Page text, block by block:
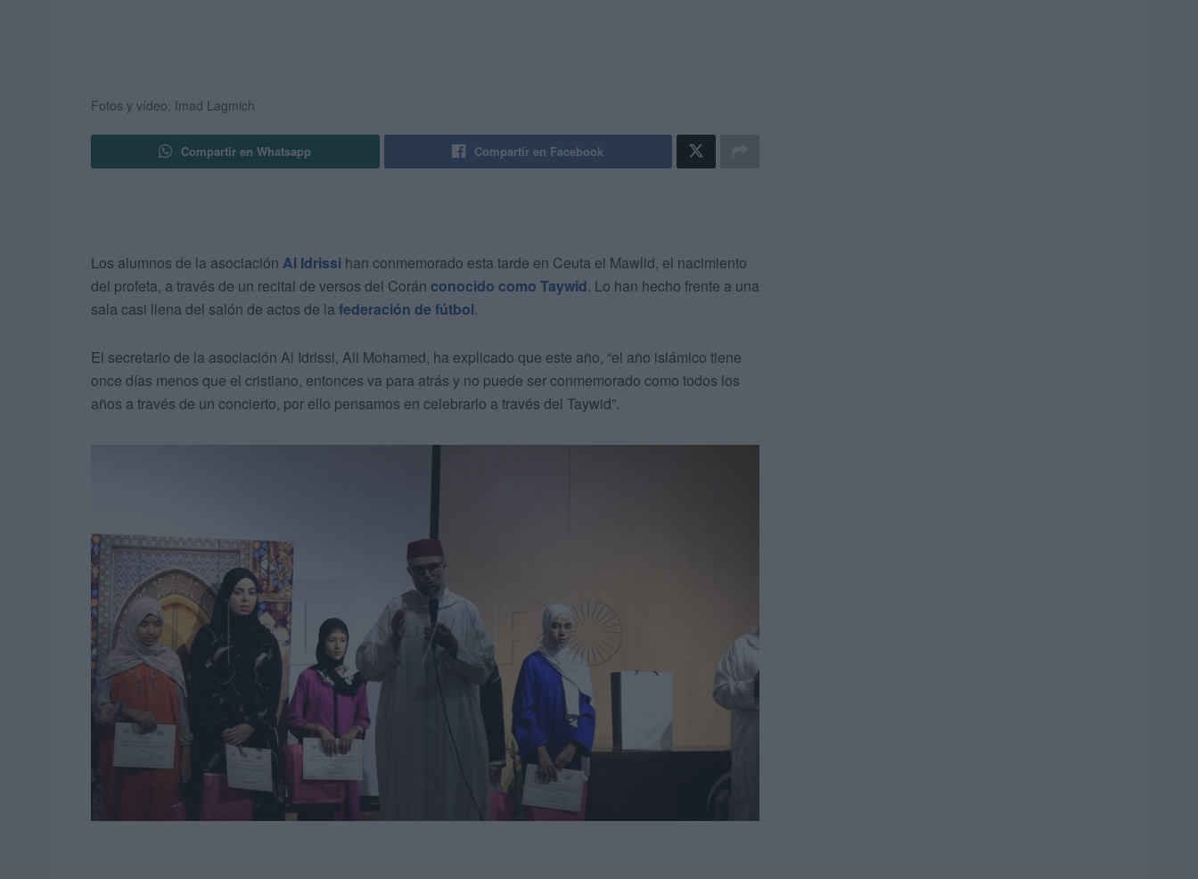
Fotos y vídeo: Imad Lagmich
Compartir en Whatsapp Compartir en Facebook
Los alumnos de la asociación Al Idrissi han conmemorado esta tarde en Ceuta el Mawlid, el nacimiento
del profeta, a través de un recital de versos del Corán conocido como Taywid. Lo han hecho frente a una
sala casi llena del salón de actos de la federación de fútbol.
El secretario de la asociación Al Idrissi, Ali Mohamed, ha explicado que este año, “el año islámico tiene
once días menos que el cristiano, entonces va para atrás y no puede ser conmemorado como todos los
años a través de un concierto, por ello pensamos en celebrarlo a través del Taywid”.